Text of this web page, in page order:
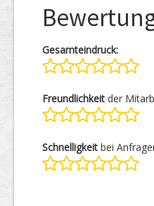
Gesamteindruck:
Freundlichkeit der
Schnelligkeit bei